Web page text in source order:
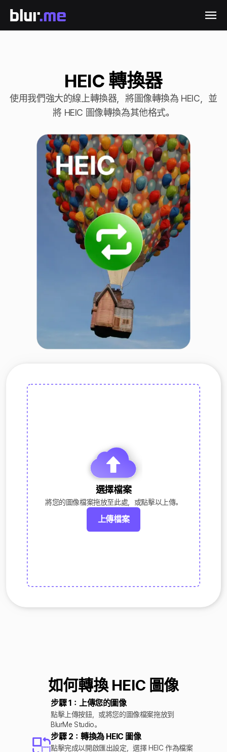
HEIC 轉換器
使用我們強大的線上轉換器，將圖像轉換為 HEIC，並
將 HEIC 圖像轉換為其他格式。
選擇檔案
將您的圖像檔案拖放至此處，或點擊以上傳。
上傳檔案
如何轉換 HEIC 圖像
步驟 1：上傳您的圖像
點擊上傳按鈕，或將您的圖像檔案拖放到
BlurMe Studio。
步驟 2：轉換為 HEIC 圖像
點擊完成以開啟匯出設定，選擇 HEIC 作為檔案